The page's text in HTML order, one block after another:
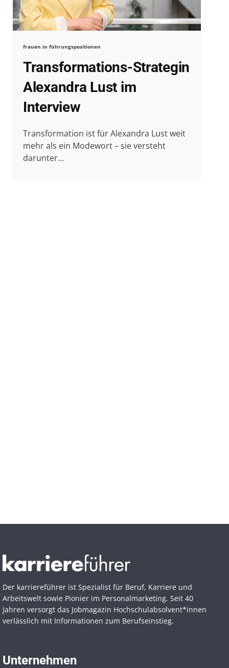
frauen in führungspositionen
Transformations-Strategin
Alexandra Lust im
Interview
Transformation ist für Alexandra Lust weit
mehr als ein Modewort – sie versteht
darunter...
Der karriereführer ist Spezialist für Beruf, Karriere und
Arbeitswelt sowie Pionier im Personal­marketing. Seit 40
Jahren versorgt das Jobmagazin Hochschul­absolvent*innen
verlässlich mit Informationen zum Berufseinstieg.
Unternehmen